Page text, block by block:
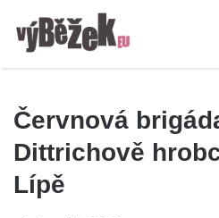
Červnová
Dittrichově
Lípě